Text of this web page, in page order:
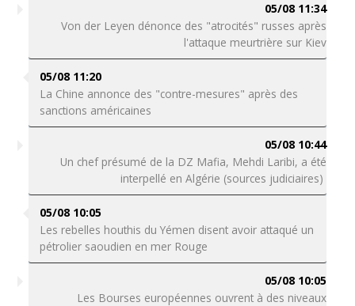
05/08 11:34
Von der Leyen dénonce des "atrocités" russes après
l'attaque meurtrière sur Kiev
05/08 11:20
La Chine annonce des "contre-mesures" après des
sanctions américaines
05/08 10:44
Un chef présumé de la DZ Mafia, Mehdi Laribi, a été
interpellé en Algérie (sources judiciaires)
05/08 10:05
Les rebelles houthis du Yémen disent avoir attaqué un
pétrolier saoudien en mer Rouge
05/08 10:05
Les Bourses européennes ouvrent à des niveaux